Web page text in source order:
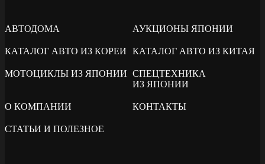
АВТОДОМА АУКЦИОНЫ ЯПОНИИ
КАТАЛОГ АВТО ИЗ КОРЕИ КАТАЛОГ АВТО ИЗ КИТАЯ
МОТОЦИКЛЫ ИЗ ЯПОНИИ СПЕЦТЕХНИКА
ИЗ ЯПОНИИ
О КОМПАНИИ КОНТАКТЫ
СТАТЬИ И ПОЛЕЗНОЕ